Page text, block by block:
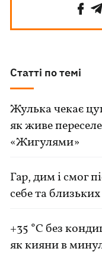
Статті по темі
Жулька чекає
як живе
«Жигулями»
Гар, дим і смог
себе та близьких
+35 °C без
як кияни в